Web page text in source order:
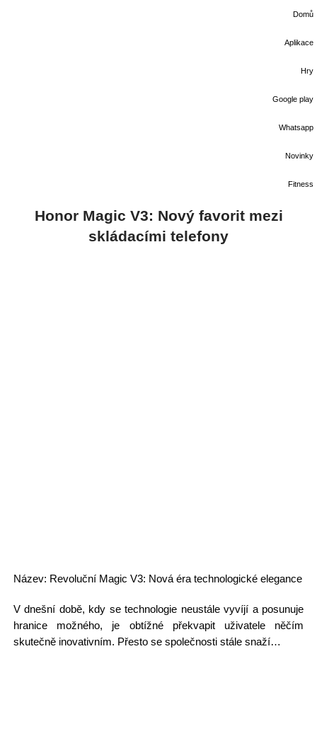
Domů
Aplikace
Hry
Google play
Whatsapp
Novinky
Fitness
Honor Magic V3: Nový favorit mezi
skládacími telefony
Název: Revoluční Magic V3: Nová éra technologické elegance
V dnešní době, kdy se technologie neustále vyvíjí a posunuje
hranice možného, je obtížné překvapit uživatele něčím
skutečně inovativním. Přesto se společnosti stále snaží…